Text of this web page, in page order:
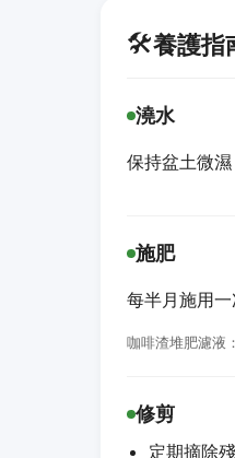
🛠️養護指
澆水
保持盆土微
施肥
每半月施用
咖啡渣堆肥濾液
修剪
定期摘除